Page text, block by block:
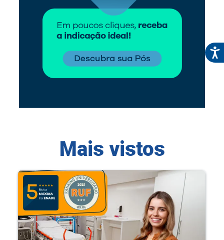
Mais vistos